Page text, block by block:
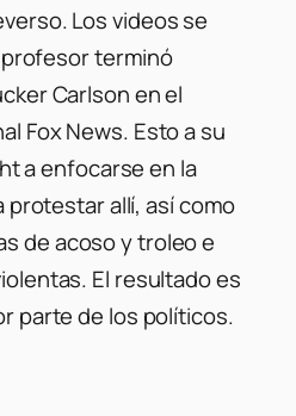
Los videos se
terminó
Carlson en el
Fox News. Esto a su
a enfocarse en la
protestar allí, así como
de acoso y troleo e
El resultado es
parte de los políticos.